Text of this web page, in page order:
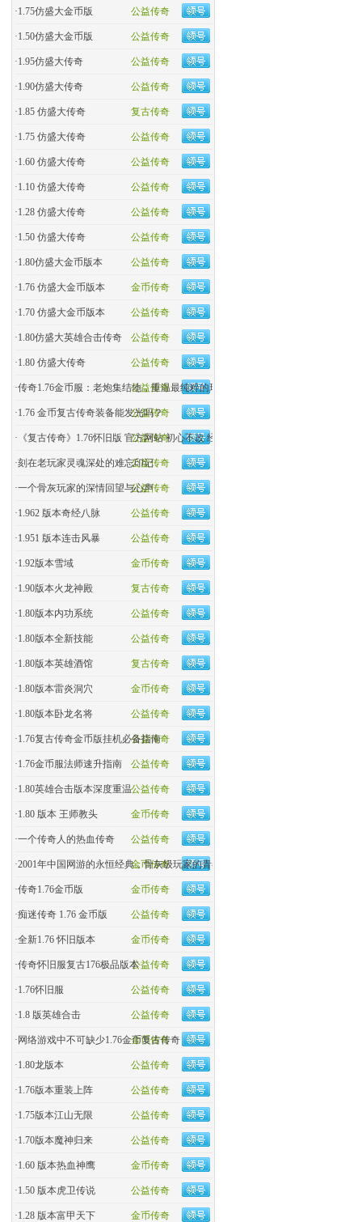
公益传奇
·1.75仿盛大金币版
公益传奇
·1.50仿盛大金币版
公益传奇
·1.95仿盛大传奇
公益传奇
·1.90仿盛大传奇
复古传奇
·1.85 仿盛大传奇
公益传奇
·1.75 仿盛大传奇
公益传奇
·1.60 仿盛大传奇
公益传奇
·1.10 仿盛大传奇
公益传奇
·1.28 仿盛大传奇
公益传奇
·1.50 仿盛大传奇
公益传奇
·1.80仿盛大金币版本
金币传奇
·1.76 仿盛大金币版本
公益传奇
·1.70 仿盛大金币版本
公益传奇
·1.80仿盛大英雄合击传奇
公益传奇
·1.80 仿盛大传奇
公益传奇
·传奇1.76金币服：老炮集结地，重温最纯粹的玛法热血！
公益传奇
·1.76 金币复古传奇装备能发光吗？
公益传奇
· 《复古传奇》1.76怀旧版 官方网站 初心不改 经典回归
公益传奇
·刻在老玩家灵魂深处的难忘印记
公益传奇
·一个骨灰玩家的深情回望与心声
公益传奇
·1.962 版本奇经八脉
公益传奇
·1.951 版本连击风暴
金币传奇
·1.92版本雪域
复古传奇
·1.90版本火龙神殿
公益传奇
·1.80版本内功系统
公益传奇
·1.80版本全新技能
复古传奇
·1.80版本英雄酒馆
金币传奇
·1.80版本雷炎洞穴
公益传奇
·1.80版本卧龙名将
公益传奇
·1.76复古传奇金币版挂机必备指南
公益传奇
·1.76金币服法师速升指南
公益传奇
·1.80英雄合击版本深度重温
金币传奇
·1.80 版本 王师教头
公益传奇
·一个传奇人的热血传奇
金币传奇
·2001年中国网游的永恒经典，骨灰级玩家的青春回忆杀！
金币传奇
·传奇1.76金币版
公益传奇
·痴迷传奇 1.76 金币版
金币传奇
·全新1.76 怀旧版本
公益传奇
·传奇怀旧服复古176极品版本
公益传奇
·1.76怀旧服
公益传奇
·1.8 版英雄合击
金币传奇
· 网络游戏中不可缺少1.76金币复古传奇
公益传奇
·1.80龙版本
公益传奇
·1.76版本重装上阵
公益传奇
·1.75版本江山无限
公益传奇
·1.70版本魔神归来
金币传奇
·1.60 版本热血神鹰
公益传奇
·1.50 版本虎卫传说
金币传奇
·1.28 版本富甲天下